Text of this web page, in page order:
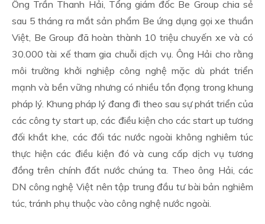
Ông Trần Thanh Hải, Tổng giám đốc Be Group chia sẻ
sau 5 tháng ra mắt sản phẩm Be ứng dụng gọi xe thuần
Việt, Be Group đã hoàn thành 10 triệu chuyến xe và có
30.000 tài xế tham gia chuỗi dịch vụ. Ông Hải cho rằng
môi trường khởi nghiệp công nghệ mặc dù phát triển
mạnh và bền vững nhưng có nhiều tồn đọng trong khung
pháp lý. Khung pháp lý đang đi theo sau sự phát triển của
các công ty start up, các điều kiện cho các start up tương
đối khắt khe, các đối tác nước ngoài không nghiêm túc
thực hiện các điều kiện đó và cung cấp dịch vụ tương
đồng trên chính đất nước chúng ta. Theo ông Hải, các
DN công nghệ Việt nên tập trung đầu tư bài bản nghiêm
túc, tránh phụ thuộc vào công nghệ nước ngoài.